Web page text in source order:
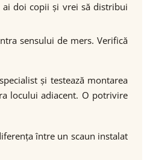
ai doi copii și vrei să distribui
sensului de mers. Verifică
și testează montarea
locului adiacent. O potrivire
între un scaun instalat